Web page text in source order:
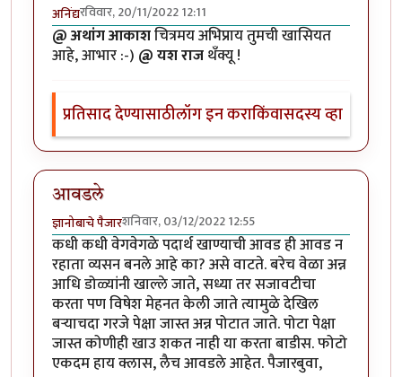
अनिंद्यरविवार, 20/11/2022 12:11
@ अथांग आकाशचित्रमय अभिप्राय तुमची खासियत
आहे, आभार :-) @ यश राजथँक्यू !
प्रतिसाद देण्यासाठीलॉग इन कराकिंवासदस्य व्हा
आवडले
ज्ञानोबाचे पैजारशनिवार, 03/12/2022 12:55
कधी कधी वेगवेगळे पदार्थ खाण्याची आवड ही आवड न
रहाता व्यसन बनले आहे का? असे वाटते. बरेच वेळा अन्न
आधि डोळ्यांनी खाल्ले जाते, सध्या तर सजावटीचा
करता पण विषेश मेहनत केली जाते त्यामुळे देखिल
बर्‍याचदा गरजे पेक्षा जास्त अन्न पोटात जाते. पोटा पेक्षा
जास्त कोणीही खाउ शकत नाही या करता बाडीस. फोटो
एकदम हाय क्लास, लैच आवडले आहेत. पैजारबुवा,